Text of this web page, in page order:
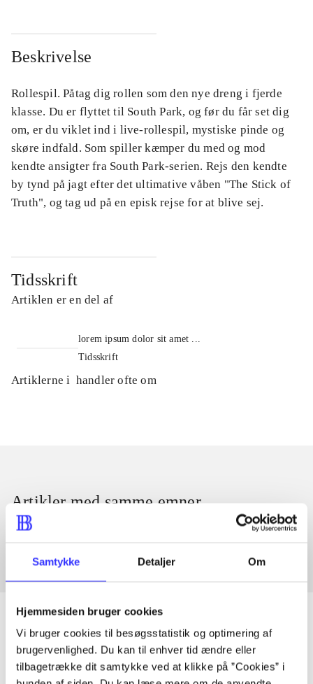
Samtykke Detaljer Om
Hjemmesiden bruger cookies
Vi bruger cookies til besøgsstatistik og optimering af
brugervenlighed. Du kan til enhver tid ændre eller
tilbagetrække dit samtykke ved at klikke på ”Cookies” i
Beskrivelse
Rollespil. Påtag dig rollen som den nye dreng i fjerde
klasse. Du er flyttet til South Park, og før du får set dig
om, er du viklet ind i live-rollespil, mystiske pinde og
skøre indfald. Som spiller kæmper du med og mod
kendte ansigter fra South Park-serien. Rejs den kendte
by tynd på jagt efter det ultimative våben "The Stick of
Truth", og tag ud på en episk rejse for at blive sej.
Tidsskrift
Artiklen er en del af
lorem ipsum dolor sit amet ...
Tidsskrift
Artiklerne i handler ofte om
Artikler med samme emner
Fra
Artikler
Alle registrerede artikler fordelt på udgivelser